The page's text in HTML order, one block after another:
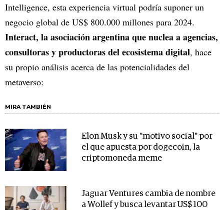
Intelligence, esta experiencia virtual podría suponer un
negocio global de US$ 800.000 millones para 2024.
Interact, la asociación argentina que nuclea a agencias,
consultoras y productoras del ecosistema digital, hace
su propio análisis acerca de las potencialidades del
metaverso:
MIRA TAMBIÉN
Elon Musk y su "motivo social" por
el que apuesta por dogecoin, la
criptomoneda meme
Jaguar Ventures cambia de nombre
a Wollef y busca levantar US$ 100